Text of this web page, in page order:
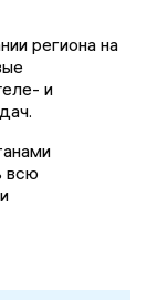
региона на
и
всю